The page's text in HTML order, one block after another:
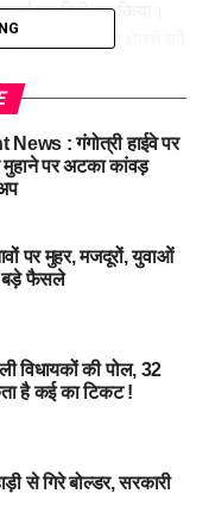
का निरीक्षण किया।
संभावित क्षेत्रों की
क्षतिग्रस्त होने की
मार्ग से मलबा हटाने और
के निर्देश दिए।
लिए एक पोकलेन और एक
ने जरूरत पड़ने पर
यातायात बहाल करने
मौसम अनुकूल रहा तो दो
है।
: गंगोत्री हाईवे पर
मुहाने पर अटका कांवड़
पर मुहर, मजदूरों, युवाओं
बड़े फैसले
विधायकों की पोल, 32
है कई का टिकट !
से गिरे बोल्डर, सरकारी